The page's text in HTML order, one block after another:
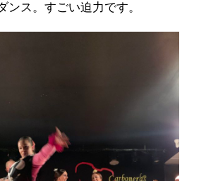
ンス。すごい迫力です。